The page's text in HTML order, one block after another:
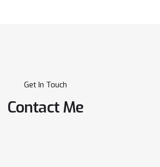
Get In Touch
Contact Me